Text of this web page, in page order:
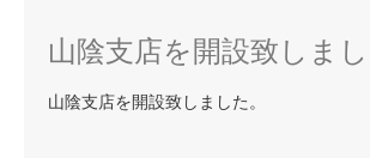
山陰支店を開設致しまし
山陰支店を開設致しました。